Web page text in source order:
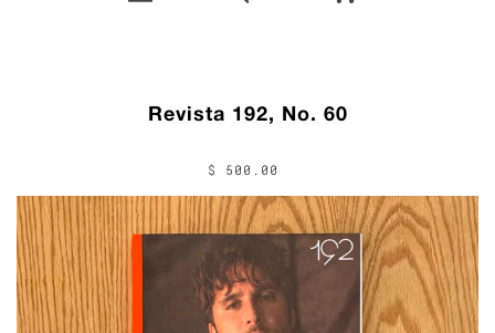
Revista 192, No. 60
$ 500.00